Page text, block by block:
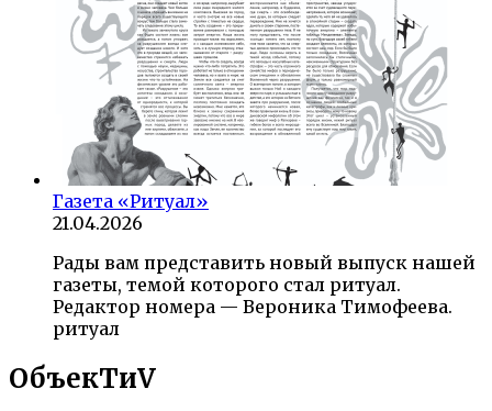
Газета «Ритуал»
21.04.2026
Рады вам представить новый выпуск нашей
газеты, темой которого стал ритуал.
Редактор номера — Вероника Тимофеева.
ритуал
ОбъекTиV